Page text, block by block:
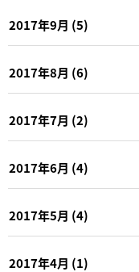
2017年9月 (5)
2017年8月 (6)
2017年7月 (2)
2017年6月 (4)
2017年5月 (4)
2017年4月 (1)